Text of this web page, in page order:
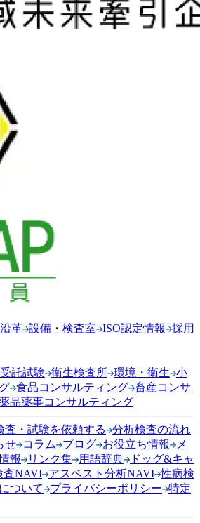
沿革 設備・検査室 ISO認定情報
採用
受託試験 衛生検査所 環境・衛生 小
食品コンサルティング 畜産コンサ
品薬事コンサルティング
査・試験を依頼する
分析検査の流れ
せ コラム ブログ お役立ち情報
メ
報 リンク集 用語辞典
ドッグ&キャ
査NAVI アスベスト分析NAVI 性病検
ついて プライバシーポリシー 特定